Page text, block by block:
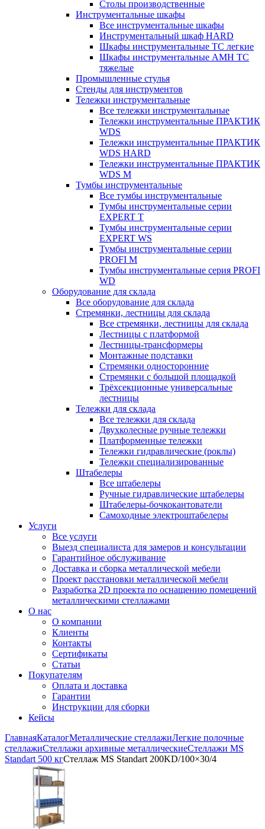
Столы производственные
Инструментальные шкафы
Все инструментальные шкафы
Инструментальный шкаф HARD
Шкафы инструментальные ТС легкие
Шкафы инструментальные AMH TC
тяжелые
Промышленные стулья
Стенды для инструментов
Тележки инструментальные
Все тележки инструментальные
Тележки инструментальные ПРАКТИК
WDS
Тележки инструментальные ПРАКТИК
WDS HARD
Тележки инструментальные ПРАКТИК
WDS M
Тумбы инструментальные
Все тумбы инструментальные
Тумбы инструментальные серии
EXPERT T
Тумбы инструментальные серии
EXPERT WS
Тумбы инструментальные серии
PROFI M
Тумбы инструментальные серия PROFI
WD
Оборудование для склада
Все оборудование для склада
Стремянки, лестницы для склада
Все стремянки, лестницы для склада
Лестницы с платформой
Лестницы-трансформеры
Монтажные подставки
Стремянки односторонние
Стремянки с большой площадкой
Трёхсекционные универсальные
лестницы
Тележки для склада
Все тележки для склада
Двухколесные ручные тележки
Платформенные тележки
Тележки гидравлические (роклы)
Тележки специализированные
Штабелеры
Все штабелеры
Ручные гидравлические штабелеры
Штабелеры-бочкокантователи
Самоходные электроштабелеры
Услуги
Все услуги
Выезд специалиста для замеров и консультации
Гарантийное обслуживание
Доставка и сборка металлической мебели
Проект расстановки металлической мебели
Разработка 2D проекта по оснащению помещений
металлическими стеллажами
О нас
О компании
Клиенты
Контакты
Сертификаты
Статьи
Покупателям
Оплата и доставка
Гарантии
Инструкции для сборки
Кейсы
ГлавнаяКаталогМеталлические стеллажиЛегкие полочные
стеллажиСтеллажи архивные металлическиеСтеллажи MS
Standart 500 кгСтеллаж MS Standart 200KD/100×30/4